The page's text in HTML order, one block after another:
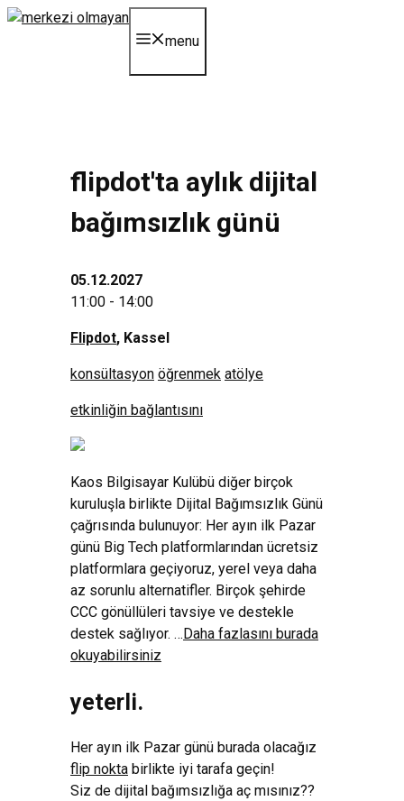
Skip
menu
flipdot'ta aylık dijital
bağımsızlık günü
05.12.2027
11:00 - 14:00
Flipdot, Kassel
konsültasyon öğrenmek atölye
etkinliğin bağlantısını
Kaos Bilgisayar Kulübü diğer birçok
kuruluşla birlikte Dijital Bağımsızlık Günü
çağrısında bulunuyor: Her ayın ilk Pazar
günü Big Tech platformlarından ücretsiz
platformlara geçiyoruz, yerel veya daha
az sorunlu alternatifler. Birçok şehirde
CCC gönüllüleri tavsiye ve destekle
destek sağlıyor. …Daha fazlasını burada
okuyabilirsiniz
yeterli.
Her ayın ilk Pazar günü burada olacağız
flip nokta birlikte iyi tarafa geçin!
Siz de dijital bağımsızlığa aç mısınız??